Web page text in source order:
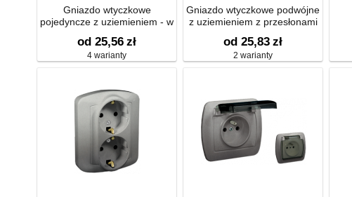
Gniazdo wtyczkowe
pojedyncze z uziemieniem - w
transparentnym 16A
od 25,56 zł
4 warianty
Gniazdo wtyczkowe podwójne
z uziemieniem z przesłonami
od 25,83 zł
2 warianty